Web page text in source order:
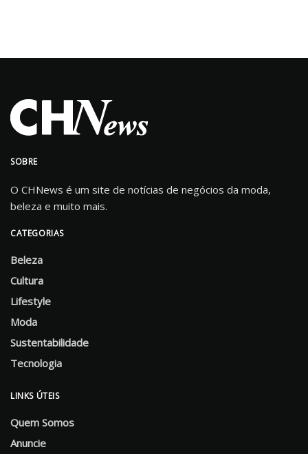
SOBRE
O CHNews é um site de notícias de negócios da moda,
beleza e muito mais.
CATEGORIAS
Beleza
Cultura
Lifestyle
Moda
Sustentabilidade
Tecnologia
LINKS ÚTEIS
Quem Somos
Anuncie